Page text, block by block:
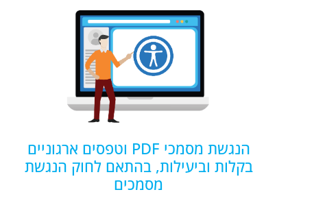
הנגשת מסמכי PDF וטפסים ארגוניים
בקלות וביעילות, בהתאם לחוק הנגשת
מסמכים